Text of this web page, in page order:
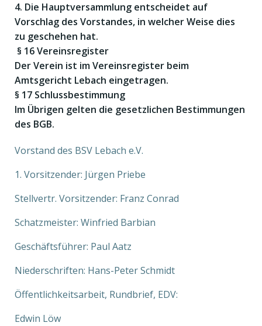
4. Die Hauptversammlung entscheidet auf
Vorschlag des Vorstandes, in welcher Weise dies
zu geschehen hat.
§ 16 Vereinsregister
Der Verein ist im Vereinsregister beim
Amtsgericht Lebach eingetragen.
§ 17 Schlussbestimmung
Im Übrigen gelten die gesetzlichen Bestimmungen
des BGB.
Vorstand des BSV Lebach e.V.
1. Vorsitzender: Jürgen Priebe
Stellvertr. Vorsitzender: Franz Conrad
Schatzmeister: Winfried Barbian
Geschäftsführer: Paul Aatz
Niederschriften: Hans-Peter Schmidt
Öffentlichkeitsarbeit, Rundbrief, EDV:
Edwin Löw